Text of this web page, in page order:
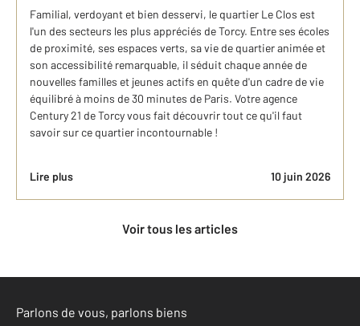
Familial, verdoyant et bien desservi, le quartier Le Clos est
l'un des secteurs les plus appréciés de Torcy. Entre ses écoles
de proximité, ses espaces verts, sa vie de quartier animée et
son accessibilité remarquable, il séduit chaque année de
nouvelles familles et jeunes actifs en quête d'un cadre de vie
équilibré à moins de 30 minutes de Paris. Votre agence
Century 21 de Torcy vous fait découvrir tout ce qu'il faut
savoir sur ce quartier incontournable !
Lire plus 10 juin 2026
Voir tous les articles
Parlons de vous, parlons biens